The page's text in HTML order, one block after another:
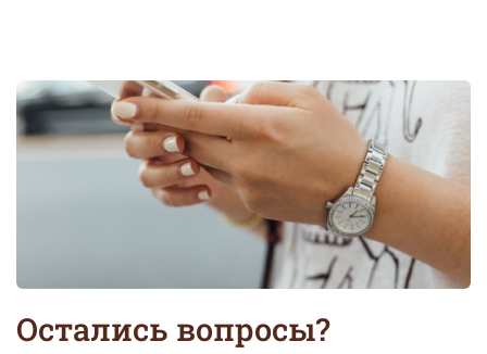
Остались вопросы?